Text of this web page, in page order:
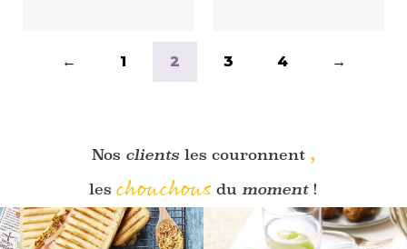
← 1 2 3 4 →
Nos clients les couronnent ,
les chouchous du moment!